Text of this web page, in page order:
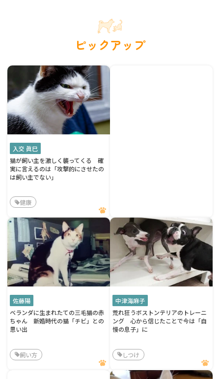
ピックアップ
入交 眞巳
猫が飼い主を激しく襲ってくる 確
実に言えるのは「攻撃的にさせたの
は飼い主でない」
健康
佐藤陽
ベランダに生まれたての三毛猫の赤
ちゃん 新婚時代の猫「チビ」との
思い出
飼い方
中津海麻子
荒れ狂うボストンテリアのトレーニ
ング 心から信じたことで今は「自
慢の息子」に
しつけ